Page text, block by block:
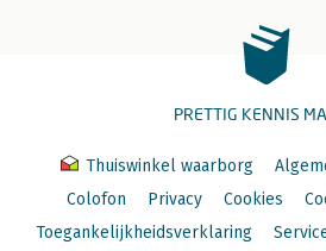
PRETTIG KENNIS
Thuiswinkel waarborg
Colofon
Privacy Cookies
Toegankelijkheidsverklaring